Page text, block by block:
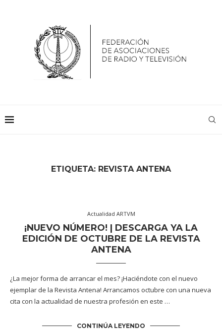
ETIQUETA: REVISTA ANTENA
Actualidad ARTVM
¡NUEVO NÚMERO! | DESCARGA YA LA
EDICIÓN DE OCTUBRE DE LA REVISTA
ANTENA
¿La mejor forma de arrancar el mes? ¡Haciéndote con el nuevo
ejemplar de la Revista Antena! Arrancamos octubre con una nueva
cita con la actualidad de nuestra profesión en este …
CONTINÚA LEYENDO